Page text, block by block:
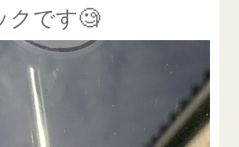
ラストリートメント『アクアペル』
当店の良心的価格の理由について
が伸びた場合は？
クです🧐